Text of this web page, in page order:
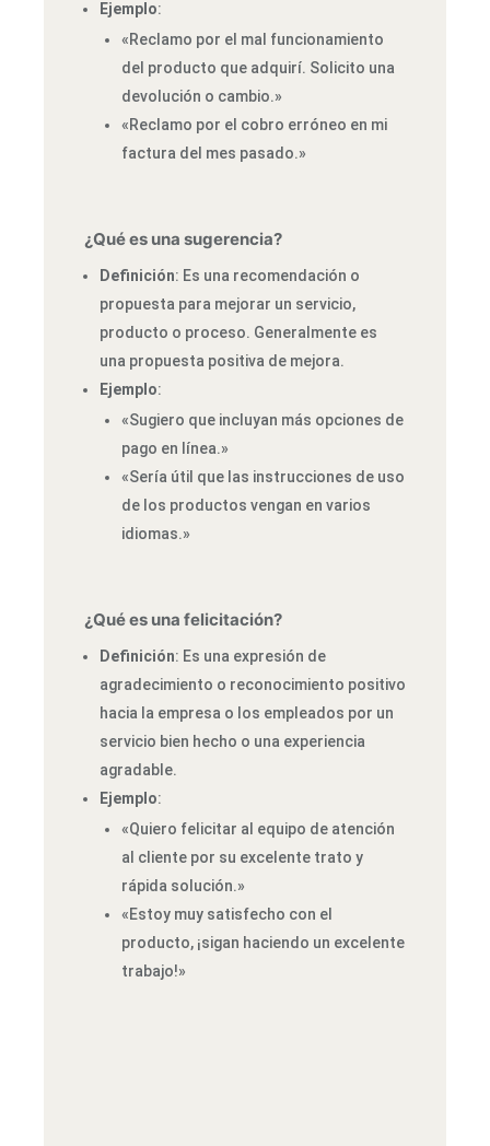
Ejemplo:
«Reclamo por el mal funcionamiento
del producto que adquirí. Solicito una
devolución o cambio.»
«Reclamo por el cobro erróneo en mi
factura del mes pasado.»
¿Qué es una sugerencia?
Definición: Es una recomendación o
propuesta para mejorar un servicio,
producto o proceso. Generalmente es
una propuesta positiva de mejora.
Ejemplo:
«Sugiero que incluyan más opciones de
pago en línea.»
«Sería útil que las instrucciones de uso
de los productos vengan en varios
idiomas.»
¿Qué es una felicitación?
Definición: Es una expresión de
agradecimiento o reconocimiento positivo
hacia la empresa o los empleados por un
servicio bien hecho o una experiencia
agradable.
Ejemplo:
«Quiero felicitar al equipo de atención
al cliente por su excelente trato y
rápida solución.»
«Estoy muy satisfecho con el
producto, ¡sigan haciendo un excelente
trabajo!»